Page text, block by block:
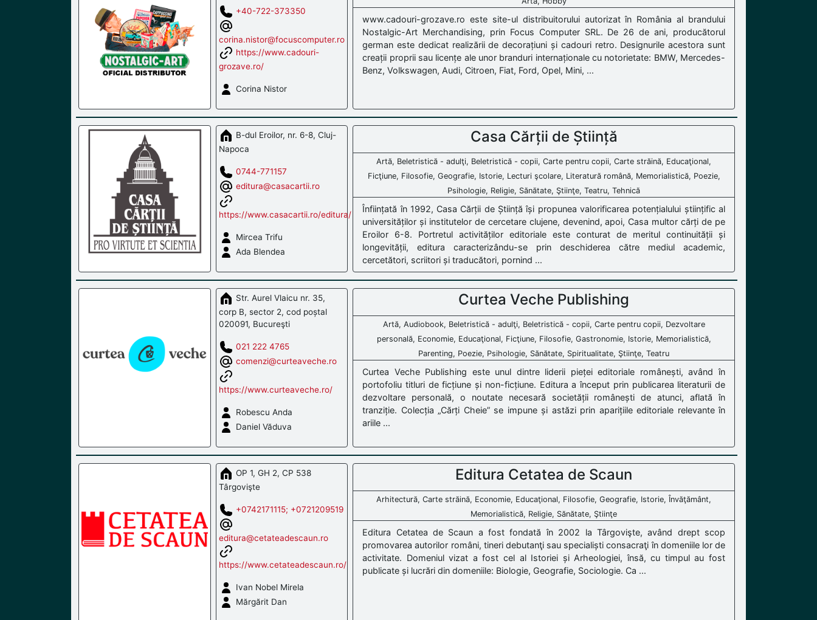
+40-722-373350
corina.nistor@focuscomputer.ro
https://www.cadouri-
grozave.ro/
Corina Nistor
www.cadouri-grozave.ro este site-ul distribuitorului autorizat în România al brandului
Nostalgic-Art Merchandising, prin Focus Computer SRL. De 26 de ani, producătorul
german este dedicat realizării de decorațiuni și cadouri retro. Designurile acestora sunt
creații proprii sau licențe ale unor branduri internaționale cu notorietate: BMW, Mercedes-
Benz, Volkswagen, Audi, Citroen, Fiat, Ford, Opel, Mini, ...
B-dul Eroilor, nr. 6-8, Cluj-
Napoca
0744-771157
editura@casacartii.ro
https://www.casacartii.ro/editura/
Mircea Trifu
Ada Blendea
Casa Cărții de Știință
Artă, Beletristică - adulţi, Beletristică - copii, Carte pentru copii, Carte străină, Educaţional,
Ficţiune, Filosofie, Geografie, Istorie, Lecturi şcolare, Literatură română, Memorialistică, Poezie,
Psihologie, Religie, Sănătate, Ştiinţe, Teatru, Tehnică
Înființată în 1992, Casa Cărții de Știință își propunea valorificarea potențialului științific al
universităților și institutelor de cercetare clujene, devenind, apoi, Casa multor cărți de pe
Eroilor 6-8. Portretul activităților editoriale este conturat de meritul continuității și
longevității, editura caracterizându-se prin deschiderea către mediul academic,
cercetători, scriitori și traducători, pornind ...
Str. Aurel Vlaicu nr. 35,
corp B, sector 2, cod poștal
020091, Bucureşti
021 222 4765
comenzi@curteaveche.ro
https://www.curteaveche.ro/
Robescu Anda
Daniel Văduva
Curtea Veche Publishing
Artă, Audiobook, Beletristică - adulţi, Beletristică - copii, Carte pentru copii, Dezvoltare
personală, Economie, Educaţional, Ficţiune, Filosofie, Gastronomie, Istorie, Memorialistică,
Parenting, Poezie, Psihologie, Sănătate, Spiritualitate, Ştiinţe, Teatru
Curtea Veche Publishing este unul dintre liderii pieței editoriale românești, având în
portofoliu titluri de ficțiune și non-ficțiune. Editura a început prin publicarea literaturii de
dezvoltare personală, o noutate necesară societății românești de atunci, aflată în
tranziție. Colecția „Cărți Cheie” se impune și astăzi prin aparițiile editoriale relevante în
ariile ...
OP 1, GH 2, CP 538
Târgovişte
+0742171115; +0721209519
editura@cetateadescaun.ro
https://www.cetateadescaun.ro/
Ivan Nobel Mirela
Mărgărit Dan
Editura Cetatea de Scaun
Arhitectură, Carte străină, Economie, Educaţional, Filosofie, Geografie, Istorie, Învăţământ,
Memorialistică, Religie, Sănătate, Ştiinţe
Editura Cetatea de Scaun a fost fondată în 2002 la Târgovişte, având drept scop
promovarea autorilor români, tineri debutanţi sau specialiști consacraţi în domeniile lor de
activitate. Domeniul vizat a fost cel al Istoriei și Arheologiei, însă, cu timpul au fost
publicate și lucrări din domeniile: Biologie, Geografie, Sociologie. Ca ...